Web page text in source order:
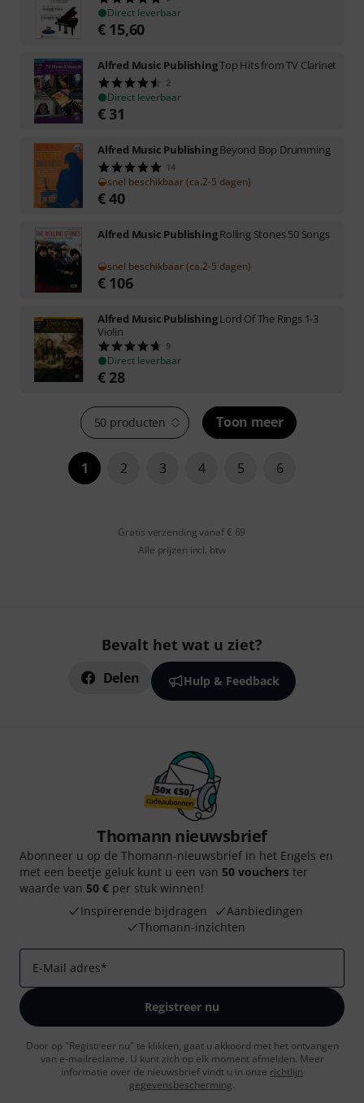
Direct leverbaar
€ 15,60
Alfred Music PublishingTop Hits from TV Clarinet
2
Direct leverbaar
€ 31
Alfred Music PublishingBeyond Bop Drumming
14
snel beschikbaar (ca.2-5 dagen)
€40
Alfred Music PublishingRolling Stones 50 Songs
snel beschikbaar (ca.2-5 dagen)
€ 106
Alfred Music PublishingLord Of The Rings 1-3
Violin
9
Direct leverbaar
€ 28
50 producten Toon meer
1 2 3 4 5 6
Gratis verzending vanaf € 69
Alle prijzen incl. btw
Bevalt het wat u ziet?
Delen Hulp & Feedback
Thomann nieuwsbrief
Abonneer u op de Thomann-nieuwsbrief in het Engels en
met een beetje geluk kunt u een van 50 vouchers ter
waarde van 50 € per stuk winnen!
Inspirerende bijdragen
Aanbiedingen
Thomann-inzichten
E-Mail adres*
Registreer nu
Door op "Registreer nu" te klikken, gaat u akkoord met het ontvangen
van e-mailreclame. U kunt zich op elk moment afmelden. Meer
informatie over de nieuwsbrief vindt u in onze richtlijn
gegevensbescherming.